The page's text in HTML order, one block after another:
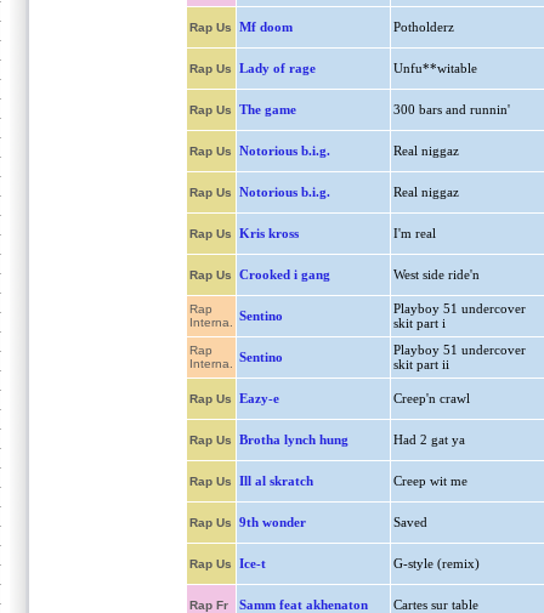
Rap Us Mf doom Potholderz
Rap Us Lady of rage Unfu**witable
Rap Us The game 300 bars and runnin'
Rap Us Notorious b.i.g. Real niggaz
Rap Us Notorious b.i.g. Real niggaz
Rap Us Kris kross I'm real
Rap Us Crooked i gang West side ride'n
Rap
Interna.
Sentino
Playboy 51 undercover
skit part i
Rap
Interna.
Sentino
Playboy 51 undercover
skit part ii
Rap Us Eazy-e Creep'n crawl
Rap Us Brotha lynch hung Had 2 gat ya
Rap Us Ill al skratch Creep wit me
Rap Us 9th wonder Saved
Rap Us Ice-t G-style (remix)
Rap Fr Samm feat akhenaton Cartes sur table